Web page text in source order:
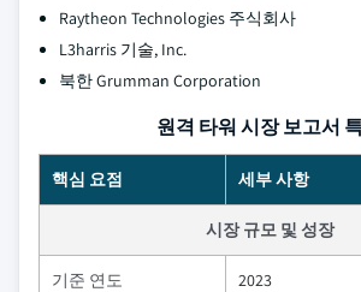
Raytheon Technologies 주식회사
L3harris 기술, Inc.
북한 Grumman Corporation
원격 타워 시장 보고서
핵심 요점 세부 사항
시장 규모 및 성장
기준 연도 2023